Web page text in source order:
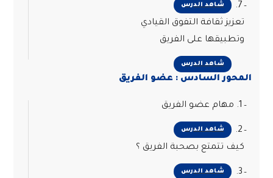
شاهد الدرس
7.
تعزيز ثقافة التفوق القيادي
وتطبيقها على الفريق
شاهد الدرس
المحور السادس : عضو الفريق
شاهد الدرس
2.
كيف تتمتع بصحبة الفريق ؟
شاهد الدرس
3.